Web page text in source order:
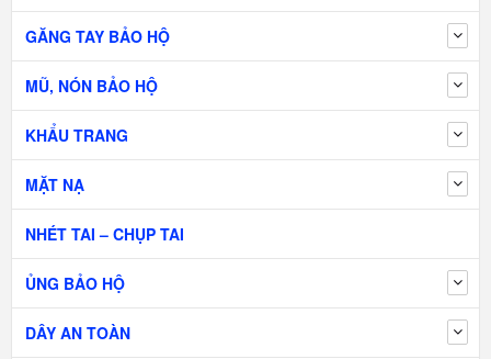
GĂNG TAY BẢO HỘ
MŨ, NÓN BẢO HỘ
KHẨU TRANG
MẶT NẠ
NHÉT TAI – CHỤP TAI
ỦNG BẢO HỘ
DÂY AN TOÀN